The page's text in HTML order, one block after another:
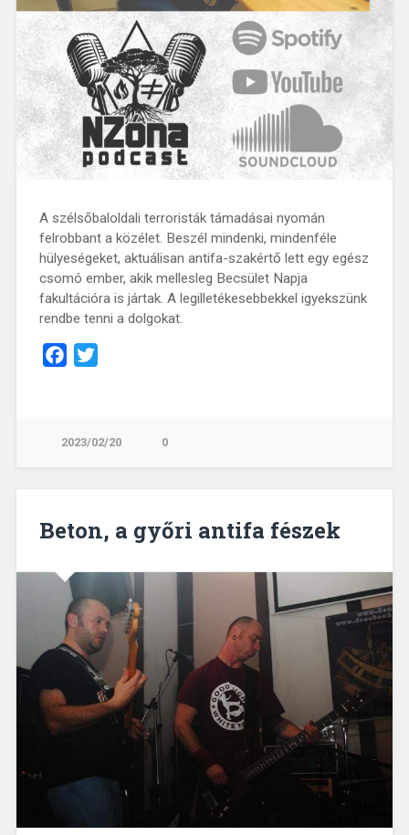
A szélsőbaloldali terroristák támadásai nyomán
felrobbant a közélet. Beszél mindenki, mindenféle
hülyeségeket, aktuálisan antifa-szakértő lett egy egész
csomó ember, akik mellesleg Becsület Napja
fakultációra is jártak. A legilletékesebbekkel igyekszünk
rendbe tenni a dolgokat.
Facebook
2023/02/20 0
Beton, a győri antifa fészek